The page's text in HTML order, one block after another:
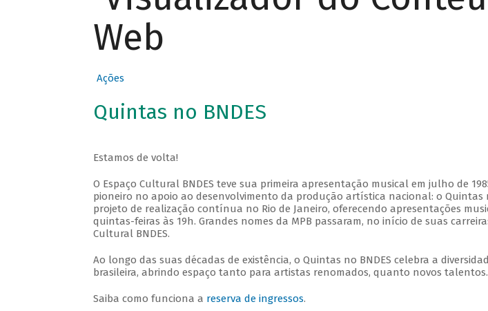
Web
Ações
Quintas no BNDES
Estamos de volta!
O Espaço Cultural BNDES teve sua primeira apresentação musical em julho de
pioneiro no apoio ao desenvolvimento da produção artística nacional: o Quintas
projeto de realização contínua no Rio de Janeiro, oferecendo apresentações
quintas-feiras às 19h. Grandes nomes da MPB passaram, no início de suas
Cultural BNDES.
Ao longo das suas décadas de existência, o Quintas no BNDES celebra a
brasileira, abrindo espaço tanto para artistas renomados, quanto novos talentos.
Saiba como funciona a reserva de ingressos.